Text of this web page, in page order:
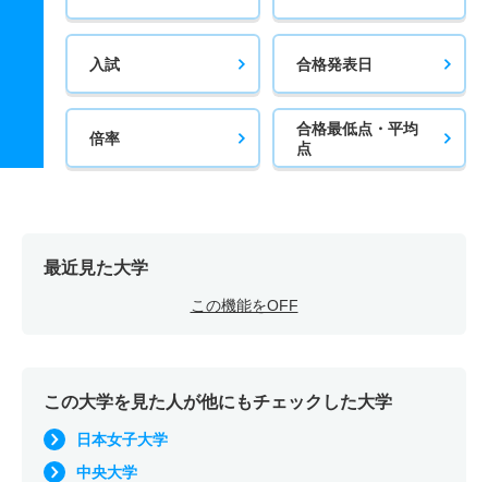
入試 合格発表日
倍率
合格最低点・平均
点
最近見た大学
この機能をOFF
この大学を見た人が他にもチェックした大学
日本女子大学
中央大学